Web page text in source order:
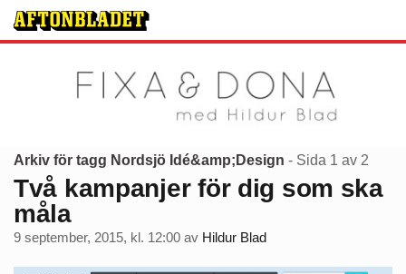
Arkiv för tagg Nordsjö Idé&amp;Design - Sida 1 av 2
Två kampanjer för dig som ska
måla
9 september, 2015, kl. 12:00 av Hildur Blad